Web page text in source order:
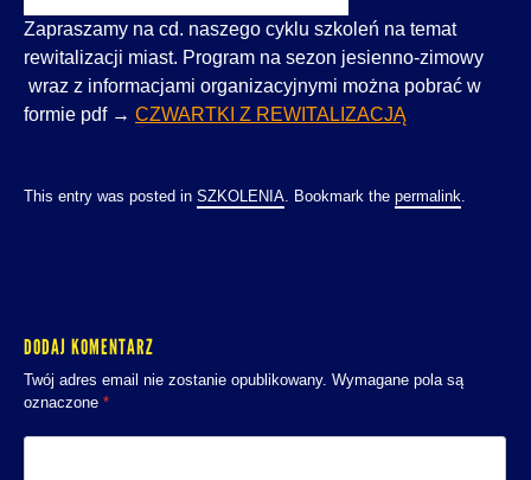
Zapraszamy na cd. naszego cyklu szkoleń na temat
rewitalizacji miast. Program na sezon jesienno-zimowy
wraz z informacjami organizacyjnymi można pobrać w
formie pdf → CZWARTKI Z REWITALIZACJĄ
This entry was posted in SZKOLENIA . Bookmark the permalink
DODAJ KOMENTARZ
Twój adres email nie zostanie opublikowany. Wymagane pola są
oznaczone *